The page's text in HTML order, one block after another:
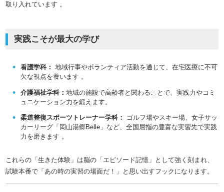
取り入れています 。
実践こそが最大の学び
看護学科： 地域行事やボランティア活動を通じて、在宅医療に不可
欠な視点を養います 。
介護福祉学科： 地域の施設で高齢者と関わることで、実践力やコミ
ュニケーション力を鍛えます。
柔道整復スポーツトレーナー学科：
ゴルフ場やスキー場、女子サッ
カーリーグ「岡山湯郷Belle」など、全国屈指の豊富な実習先で実践
力を磨きます 。
これらの「生きた体験」は脳の「エピソード記憶」として強く刻まれ、
試験本番で「あの時の実習の場面だ！」と思い出すフックになります。